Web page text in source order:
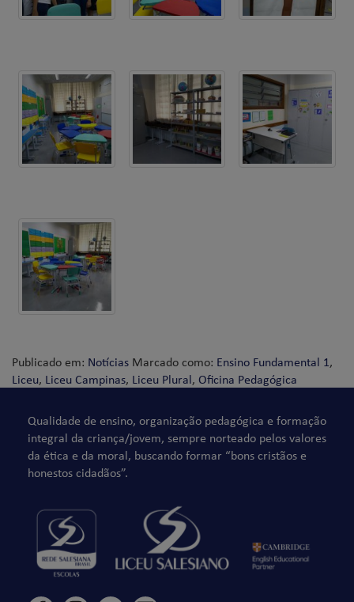
Publicado em: Notícias Marcado como: Ensino Fundamental 1,
Liceu, Liceu Campinas, Liceu Plural, Oficina Pedagógica
Qualidade de ensino, organização pedagógica e formação
integral da criança/jovem, sempre norteado pelos valores
da ética e da moral, buscando formar “bons cristãos e
honestos cidadãos”.